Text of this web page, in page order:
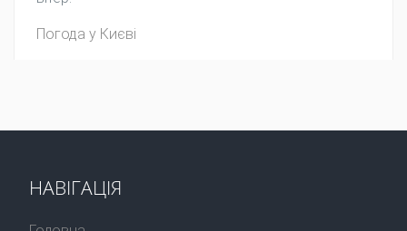
Погода у Києві
НАВІГАЦІЯ